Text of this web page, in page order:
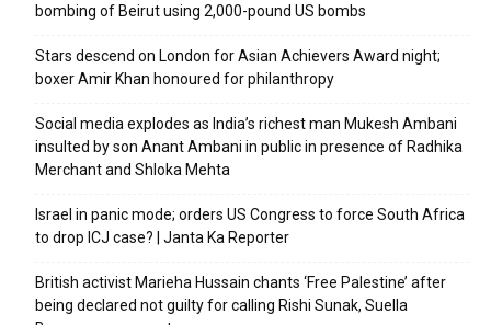
bombing of Beirut using 2,000-pound US bombs
Stars descend on London for Asian Achievers Award night;
boxer Amir Khan honoured for philanthropy
Social media explodes as India’s richest man Mukesh Ambani
insulted by son Anant Ambani in public in presence of Radhika
Merchant and Shloka Mehta
Israel in panic mode; orders US Congress to force South Africa
to drop ICJ case? | Janta Ka Reporter
British activist Marieha Hussain chants ‘Free Palestine’ after
being declared not guilty for calling Rishi Sunak, Suella